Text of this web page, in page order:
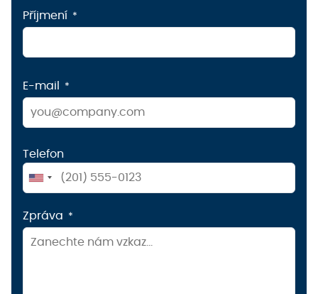
Příjmení
E-mail
Telefon
United
+1
Zpráva